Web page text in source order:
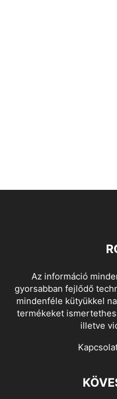
Az információ
gyorsabban fejlődő
mindenféle kütyükkel
termékeket
illetve